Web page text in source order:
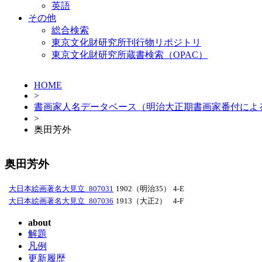
英語
その他
総合検索
東京文化財研究所刊行物リポジトリ
東京文化財研究所蔵書検索（OPAC）
HOME
>
書画家人名データベース（明治大正期書画家番付によ
>
奥田芳外
奥田芳外
大日本絵画著名大見立_807031 1902（明治35）
4-E
大日本絵画著名大見立_807036 1913（大正2） 4-F
about
解題
凡例
更新履歴